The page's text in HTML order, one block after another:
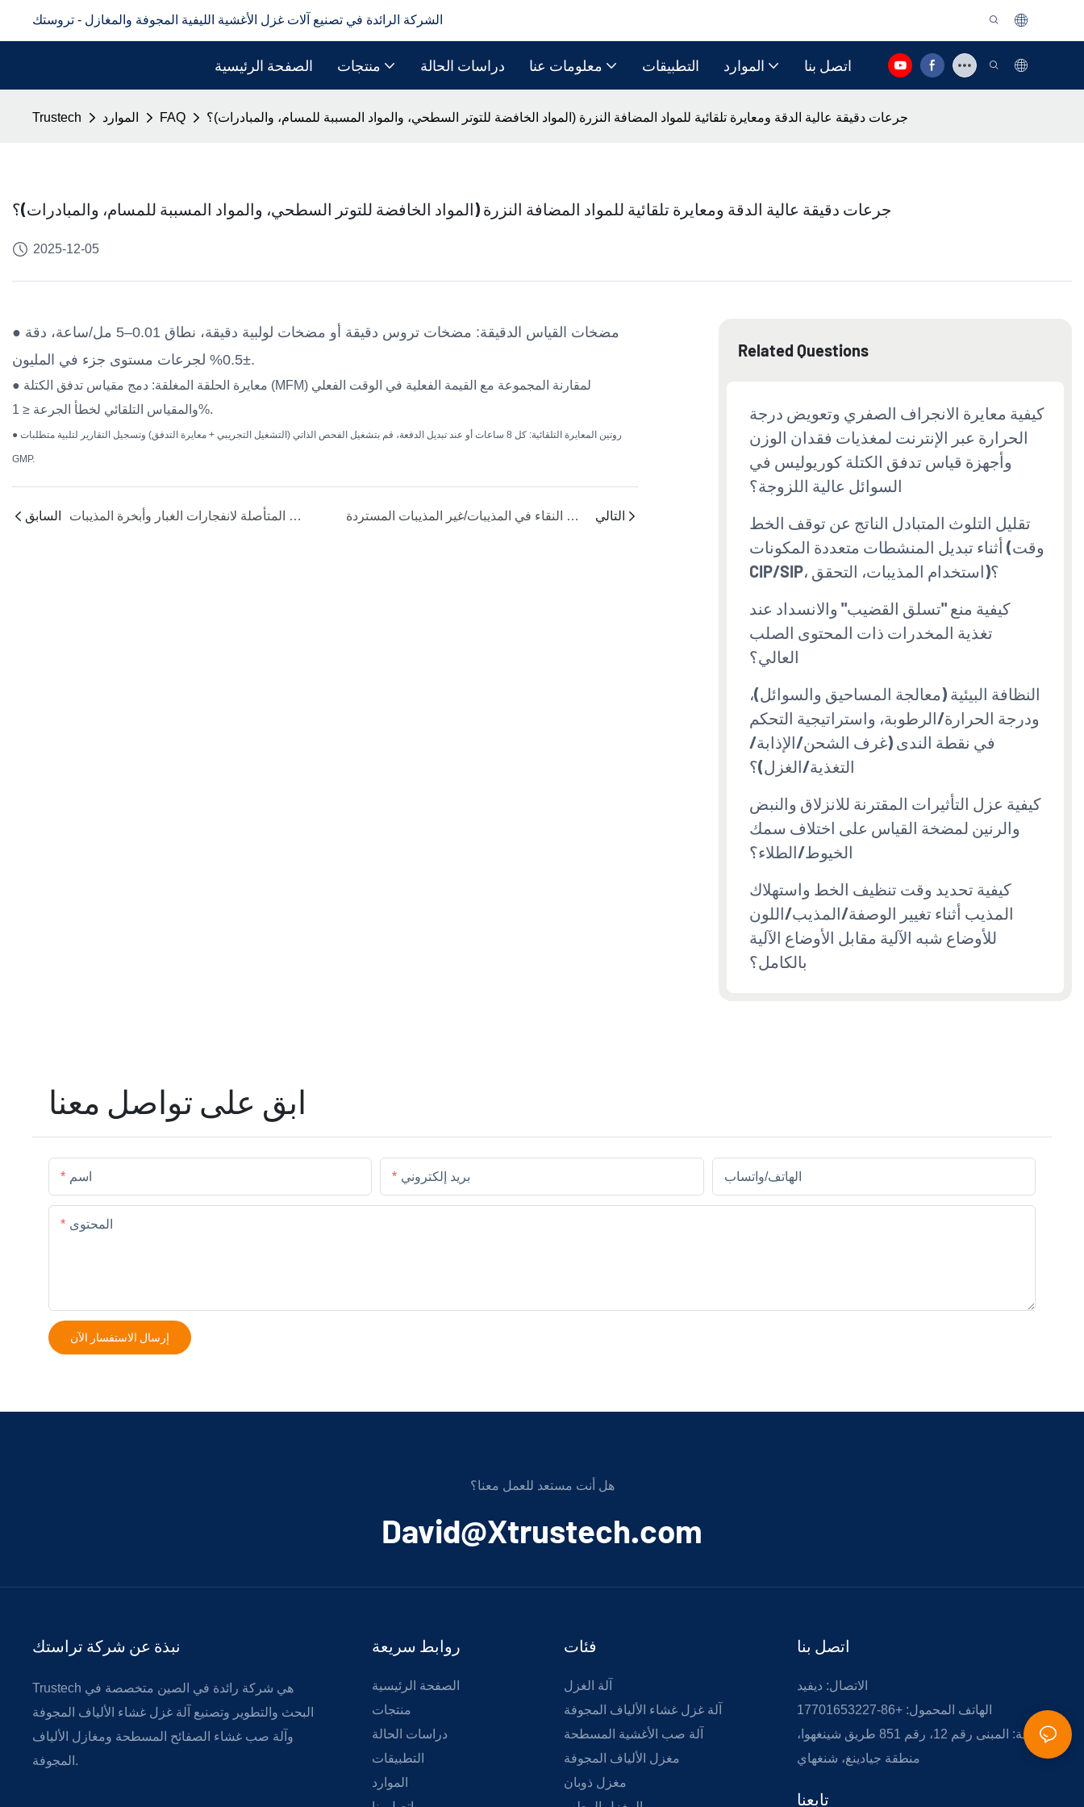
الشركة الرائدة في تصنيع آلات غزل الأغشية الليفية المجوفة والمغازل - تروستك
الصفحة الرئيسية منتجات دراسات الحالة معلومات عنا التطبيقات الموارد اتصل بنا
Trustech الموارد FAQ جرعات دقيقة عالية الدقة ومعايرة تلقائية للمواد المضافة النزرة (المواد الخافضة للتوتر السطحي، والمواد المسببة للمسام، والمبادرات)؟
جرعات دقيقة عالية الدقة ومعايرة تلقائية للمواد المضافة النزرة (المواد الخافضة للتوتر السطحي، والمواد المسببة للمسام، والمبادرات)؟
2025-12-05
● مضخات القياس الدقيقة: مضخات تروس دقيقة أو مضخات لولبية دقيقة، نطاق 0.01–5 مل/ساعة، دقة
±0.5% لجرعات مستوى جزء في المليون.
● معايرة الحلقة المغلقة: دمج مقياس تدفق الكتلة (MFM) لمقارنة المجموعة مع القيمة الفعلية في الوقت الفعلي
والمقياس التلقائي لخطأ الجرعة ≤ 1%.
● روتين المعايرة التلقائية: كل 8 ساعات أو عند تبديل الدفعة، قم بتشغيل الفحص الذاتي (التشغيل التجريبي + معايرة التدفق) وتسجيل التقارير لتلبية متطلبات
GMP.
السابق تصميم السلامة المتأصلة لانفجارات الغبار وأبخرة المذيبات (متطلبات تقسيم المناطق ATEX/التغذية الخاملة)؟ كيفية التعويض عبر الإنترنت عن تحولات نافذة اللزوجة وانعكاس الطور الناجمة عن تقلبات النقاء في المذيبات/غير المذيبات المستردة (NMP، DMAc، DMSO، الماء، الجلسرين)؟ التالي
Related Questions
كيفية معايرة الانجراف الصفري وتعويض درجة
الحرارة عبر الإنترنت لمغذيات فقدان الوزن
وأجهزة قياس تدفق الكتلة كوريوليس في
السوائل عالية اللزوجة؟
تقليل التلوث المتبادل الناتج عن توقف الخط
أثناء تبديل المنشطات متعددة المكونات (وقت
CIP/SIP، استخدام المذيبات، التحقق)؟
كيفية منع "تسلق القضيب" والانسداد عند
تغذية المخدرات ذات المحتوى الصلب
العالي؟
النظافة البيئية (معالجة المساحيق والسوائل)،
ودرجة الحرارة/الرطوبة، واستراتيجية التحكم
في نقطة الندى (غرف الشحن/الإذابة/
التغذية/الغزل)؟
كيفية عزل التأثيرات المقترنة للانزلاق والنبض
والرنين لمضخة القياس على اختلاف سمك
الخيوط/الطلاء؟
كيفية تحديد وقت تنظيف الخط واستهلاك
المذيب أثناء تغيير الوصفة/المذيب/اللون
للأوضاع شبه الآلية مقابل الأوضاع الآلية
بالكامل؟
ابق على تواصل معنا
اسم بريد إلكتروني الهاتف/واتساب
المحتوى
إرسال الاستفسار الآن
هل أنت مستعد للعمل معنا؟
﻿David@Xtrustech.com
نبذة عن شركة تراستك
Trustech هي شركة رائدة في الصين متخصصة في
البحث والتطوير وتصنيع آلة غزل غشاء الألياف المجوفة
وآلة صب غشاء الصفائح المسطحة ومغازل الألياف
المجوفة.
روابط سريعة
الصفحة الرئيسية
منتجات
دراسات الحالة
التطبيقات
الموارد
فئات
آلة الغزل
آلة غزل غشاء الألياف المجوفة
آلة صب الأغشية المسطحة
مغزل الألياف المجوفة
مغزل ذوبان
اتصل بنا
الاتصال: ديفيد
الهاتف المحمول: +86-17701653227
إضافة: المبنى رقم 12، رقم 851 طريق شينغهوا،
منطقة جيادينغ، شنغهاي
تابعنا